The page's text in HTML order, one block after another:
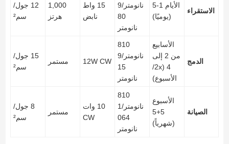
الاستقراء
الأيام 1-5
(يوميًا)
نانومتر/9
80
نانومتر
15 واط
نابض
1,000
هرتز
12 جول/
سم²
الدمج
الأسابيع
من 2 إلى
4 (2x/
الأسبوع)
810
نانومتر/9
15
نانومتر
12W CW مستمر
15 جول/
سم²
الصيانة
الأسبوع
5+5
(شهرياً)
810
نانومتر/1
064
نانومتر
10 وات
CW
مستمر
8 جول/
سم²